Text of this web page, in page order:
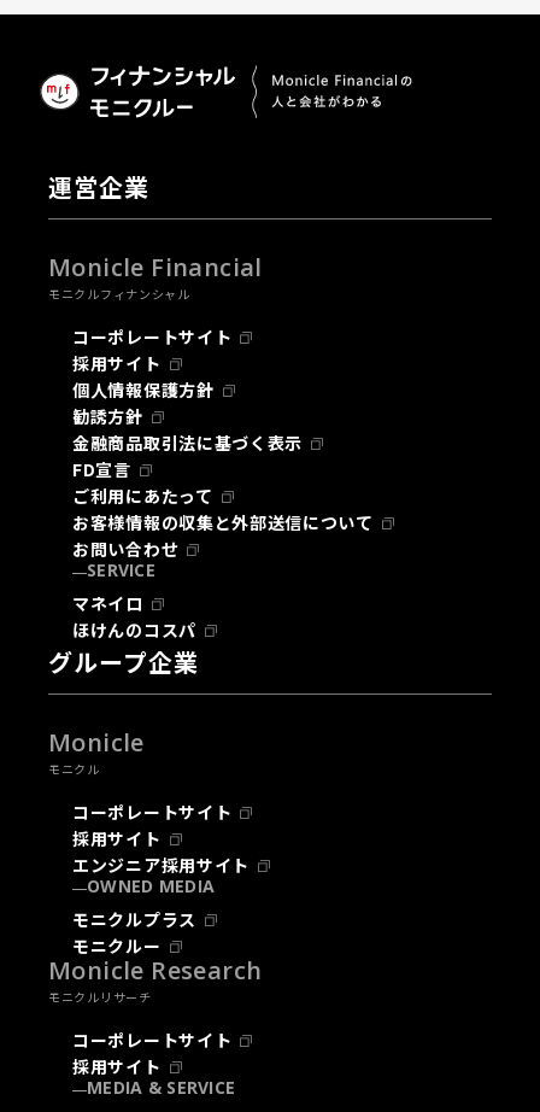
運営企業
Monicle Financial
モニクルフィナンシャル
コーポレートサイト
採用サイト
個人情報保護方針
勧誘方針
金融商品取引法に基づく表示
FD宣言
ご利用にあたって
お客様情報の収集と外部送信について
お問い合わせ
SERVICE
マネイロ
ほけんのコスパ
グループ企業
Monicle
モニクル
コーポレートサイト
採用サイト
エンジニア採用サイト
OWNED MEDIA
モニクルプラス
モニクルー
Monicle Research
モニクルリサーチ
コーポレートサイト
採用サイト
MEDIA & SERVICE